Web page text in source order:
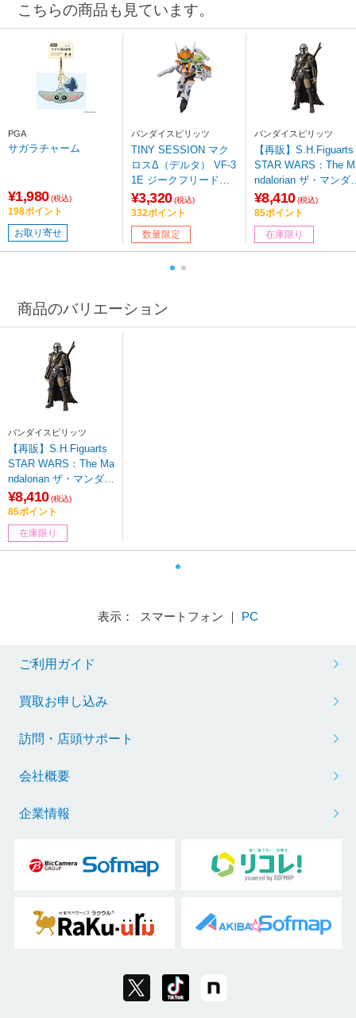
こちらの商品も見ています。
PGA
サガラチャーム
¥1,980 (税込)
198ポイント
お取り寄せ
バンダイスピリッツ
TINY SESSION マク
ロスΔ（デルタ） VF-3
1E ジークフリード
（チャック・マスタン
グ機） with レイナ・
プラウラー 【sof001】
¥3,320 (税込)
332ポイント
数量限定
バンダイスピリッツ
【再販】S.H.Figuarts
STAR WARS：The
ndalorian ザ・マンダ
リアン
¥8,410 (税込)
85ポイント
在庫限り
商品のバリエーション
バンダイスピリッツ
【再販】S.H.Figuarts
STAR WARS：The Ma
ndalorian ザ・マンダロ
リアン
¥8,410 (税込)
85ポイント
在庫限り
表示： スマートフォン ｜ PC
ご利用ガイド
買取お申し込み
訪問・店頭サポート
会社概要
企業情報